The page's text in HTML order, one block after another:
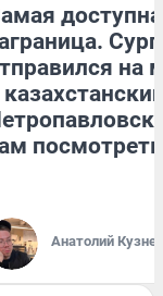
на
посмотреть
Анатолий